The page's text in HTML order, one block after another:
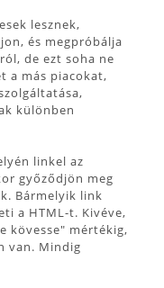
lesznek,
és megpróbálja
de ezt soha ne
a más piacokat,
különben
linkel az
győződjön meg
Bármelyik link
a HTML-t. Kivéve,
kövesse" mértékig,
van. Mindig